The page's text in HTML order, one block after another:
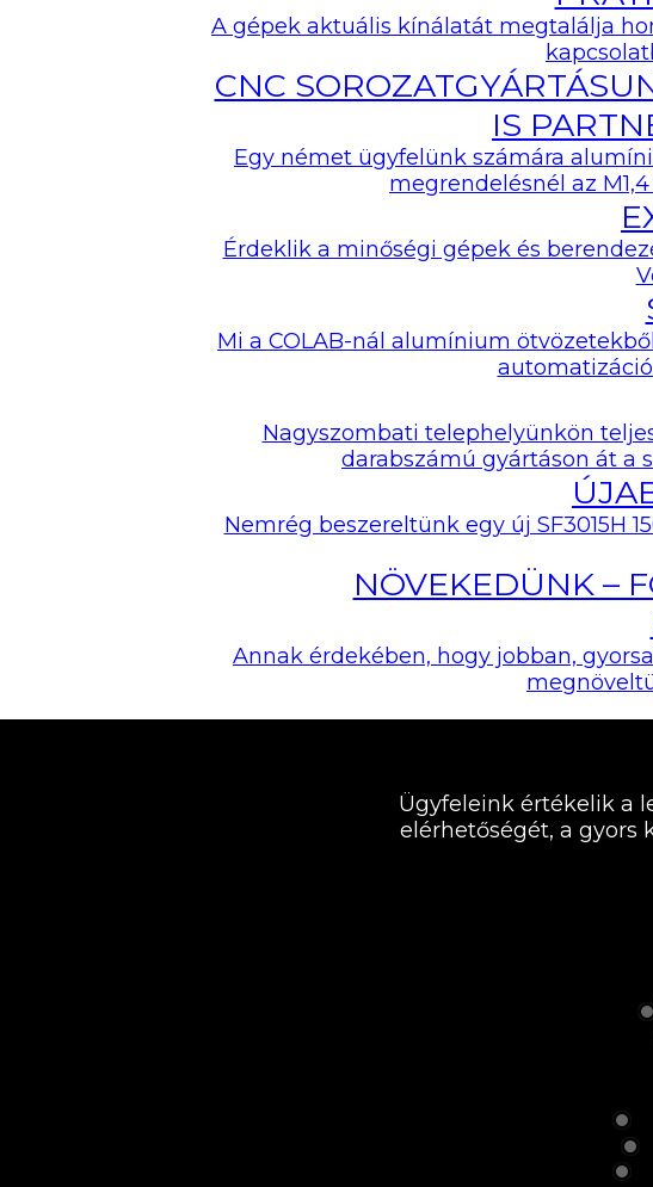
A gépek aktuális kínálatát megtalálja
CNC
IS
Egy német ügyfelünk számára
megrendelésnél az
Érdeklik a minőségi gépek és
Mi a COLAB-nál alumínium
Nagyszombati telephelyünkön
darabszámú gyártáson át a
Nemrég beszereltünk egy új SF3015H
NÖVEKEDÜNK –
Annak érdekében, hogy jobban,
Ügyfeleink értékelik a
elérhetőségét, a gyors